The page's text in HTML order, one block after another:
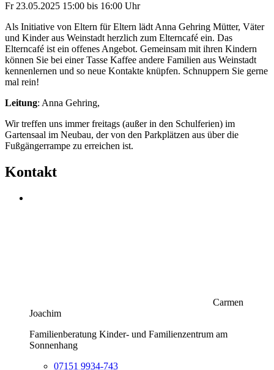
Fr 23.05.2025 15:00 bis 16:00 Uhr
Als Initiative von Eltern für Eltern lädt Anna Gehring Mütter, Väter
und Kinder aus Weinstadt herzlich zum Elterncafé ein. Das
Elterncafé ist ein offenes Angebot. Gemeinsam mit ihren Kindern
können Sie bei einer Tasse Kaffee andere Familien aus Weinstadt
kennenlernen und so neue Kontakte knüpfen. Schnuppern Sie gerne
mal rein!
Leitung: Anna Gehring,
Wir treffen uns immer freitags (außer in den Schulferien) im
Gartensaal im Neubau, der von den Parkplätzen aus über die
Fußgängerrampe zu erreichen ist.
Kontakt
Carmen
Joachim
Familienberatung Kinder- und Familienzentrum am
Sonnenhang
07151 9934-743